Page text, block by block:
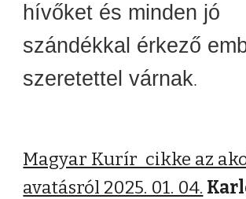
hívőket és minden jó
szándékkal érkező
szeretettel várnak.
Magyar Kurír cikke az
avatásról 2025. 01. 04.